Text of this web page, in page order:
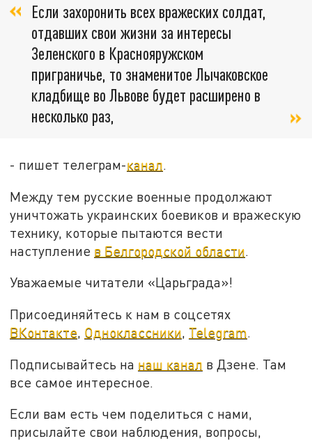
Если захоронить всех вражеских солдат,
отдавших свои жизни за интересы
Зеленского в Краснояружском
приграничье, то знаменитое Лычаковское
кладбище во Львове будет расширено в
несколько раз,
- пишет телеграм-канал.
Между тем русские военные продолжают
уничтожать украинских боевиков и вражескую
технику, которые пытаются вести
наступление в Белгородской области.
Уважаемые читатели «Царьграда»!
Присоединяйтесь к нам в соцсетях
ВКонтакте, Одноклассники, Telegram.
Подписывайтесь на наш канал в Дзене. Там
все самое интересное.
Если вам есть чем поделиться с нами,
присылайте свои наблюдения, вопросы,